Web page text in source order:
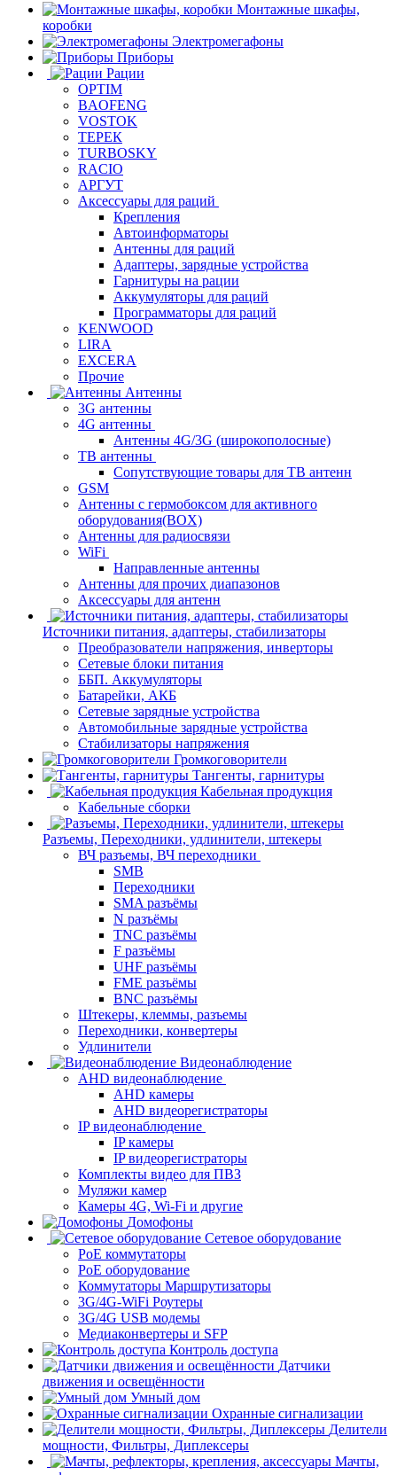
Монтажные шкафы,
коробки
Электромегафоны
Приборы
Рации
OPTIM
BAOFENG
VOSTOK
ТЕРЕК
TURBOSKY
RACIO
АРГУТ
Аксессуары для раций
Крепления
Автоинформаторы
Антенны для раций
Адаптеры, зарядные устройства
Гарнитуры на рации
Аккумуляторы для раций
Программаторы для раций
KENWOOD
LIRA
EXCERA
Прочие
Антенны
3G антенны
4G антенны
Антенны 4G/3G (широкополосные)
ТВ антенны
Сопутствующие товары для ТВ антенн
GSM
Антенны с гермобоксом для активного
оборудования(BOX)
Антенны для радиосвязи
WiFi
Направленные антенны
Антенны для прочих диапазонов
Аксессуары для антенн
Источники питания, адаптеры, стабилизаторы
Преобразователи напряжения, инверторы
Сетевые блоки питания
ББП. Аккумуляторы
Батарейки, АКБ
Сетевые зарядные устройства
Автомобильные зарядные устройства
Стабилизаторы напряжения
Громкоговорители
Тангенты, гарнитуры
Кабельная продукция
Кабельные сборки
Разъемы, Переходники, удлинители, штекеры
ВЧ разъемы, ВЧ переходники
SMB
Переходники
SMA разъёмы
N разъёмы
TNC разъёмы
F разъёмы
UHF разъёмы
FME разъёмы
BNC разъёмы
Штекеры, клеммы, разъемы
Переходники, конвертеры
Удлинители
Видеонаблюдение
AHD видеонаблюдение
AHD камеры
AHD видеорегистраторы
IP видеонаблюдение
IP камеры
IP видеорегистраторы
Комплекты видео для ПВЗ
Муляжи камер
Камеры 4G, Wi-Fi и другие
Домофоны
Сетевое оборудование
PoE коммутаторы
PoE оборудование
Коммутаторы Маршрутизаторы
3G/4G-WiFi Роутеры
3G/4G USB модемы
Медиаконвертеры и SFP
Контроль доступа
Датчики
движения и освещённости
Умный дом
Охранные сигнализации
Делители
мощности, Фильтры, Диплексеры
Мачты,